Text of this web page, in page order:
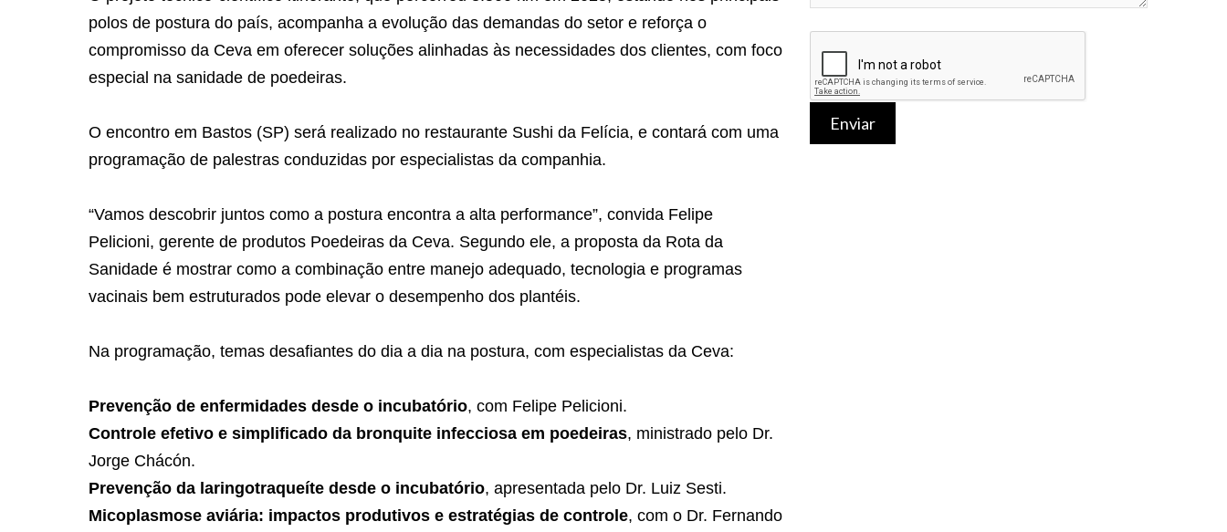
polos de postura do país, acompanha a evolução das demandas do setor e reforça o
compromisso da Ceva em oferecer soluções alinhadas às necessidades dos clientes, com foco
especial na sanidade de poedeiras.
O encontro em Bastos (SP) será realizado no restaurante Sushi da Felícia, e contará com uma
programação de palestras conduzidas por especialistas da companhia.
“Vamos descobrir juntos como a postura encontra a alta performance”, convida Felipe
Pelicioni, gerente de produtos Poedeiras da Ceva. Segundo ele, a proposta da Rota da
Sanidade é mostrar como a combinação entre manejo adequado, tecnologia e programas
vacinais bem estruturados pode elevar o desempenho dos plantéis.
Na programação, temas desafiantes do dia a dia na postura, com especialistas da Ceva:
Prevenção de enfermidades desde o incubatório, com Felipe Pelicioni.
Controle efetivo e simplificado da bronquite infecciosa em poedeiras, ministrado pelo Dr.
Jorge Chácón.
Prevenção da laringotraqueíte desde o incubatório, apresentada pelo Dr. Luiz Sesti.
Micoplasmose aviária: impactos produtivos e estratégias de controle, com o Dr. Fernando
Enviar